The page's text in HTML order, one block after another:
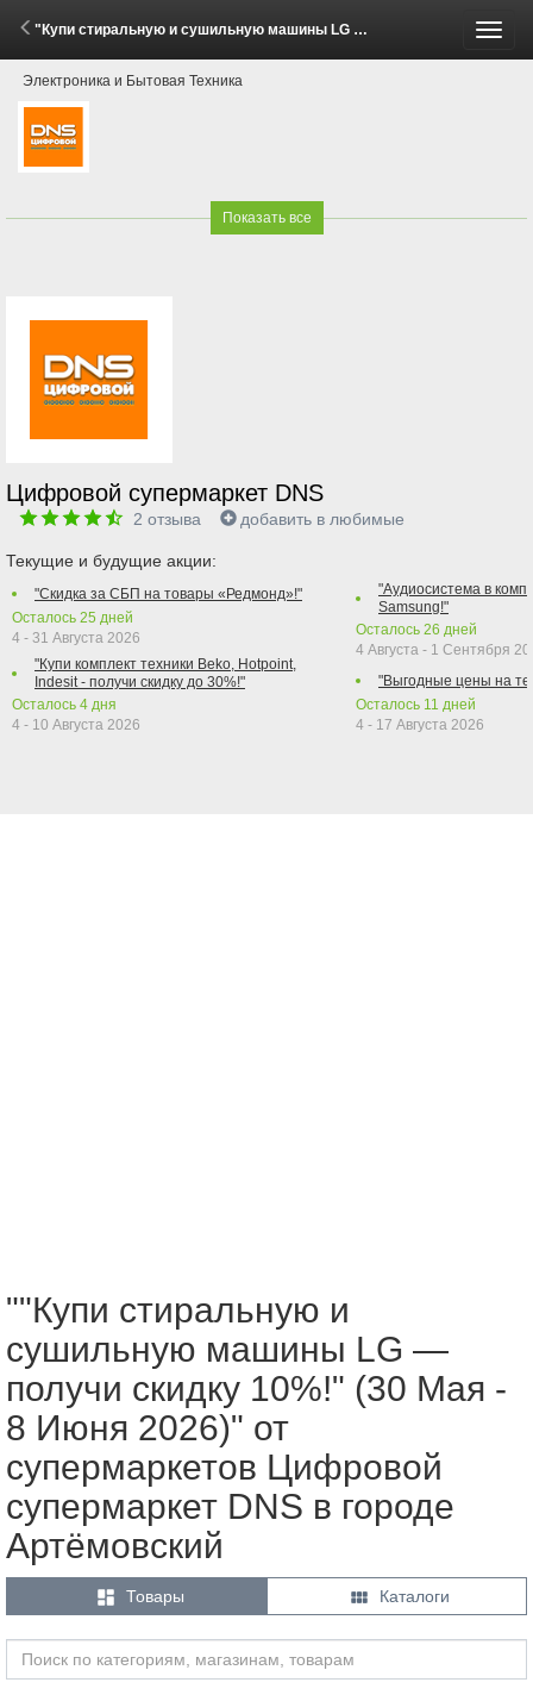
"Купи стиральную и сушильную машины LG — получи скидку 10%!" (30 Мая - 8 Июня 2026)
Электроника и Бытовая Техника
Показать все
Цифровой супермаркет DNS
2 отзыва добавить в любимые
Текущие и будущие акции:
"Скидка за СБП на товары «Редмонд»!"
Осталось 25 дней
4 - 31 Августа 2026
"Купи комплект техники Beko, Hotpoint,
Indesit - получи скидку до 30%!"
Осталось 4 дня
4 - 10 Августа 2026
"Аудиосистема в
Samsung!"
Осталось 26 дней
4 Августа - 1 Сентября
"Выгодные цены на
Осталось 11 дней
4 - 17 Августа 2026
""Купи стиральную и
сушильную машины LG —
получи скидку 10%!" (30 Мая -
8 Июня 2026)" от
супермаркетов Цифровой
супермаркет DNS в городе
Артёмовский
 Товары  Каталоги